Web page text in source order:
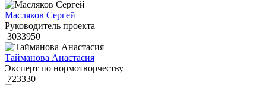
Масляков Сергей
Руководитель проекта
3033950
Тайманова Анастасия
Эксперт по нормотворчеству
723330